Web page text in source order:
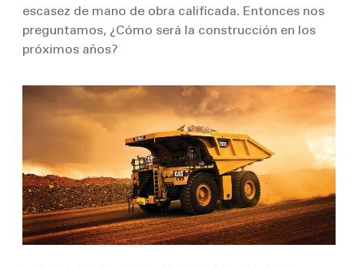
escasez de mano de obra calificada. Entonces nos
preguntamos, ¿Cómo será la construcción en los
próximos años?